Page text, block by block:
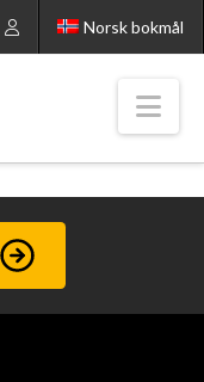
Norsk bokmål